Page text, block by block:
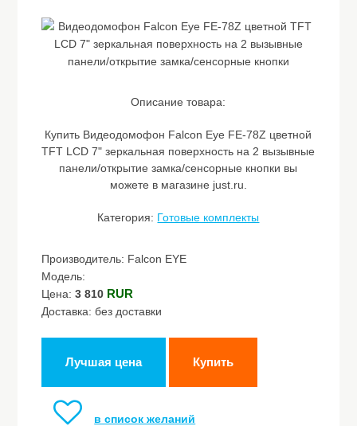
Описание товара:
Купить Видеодомофон Falcon Eye FE-78Z цветной
TFT LCD 7" зеркальная поверхность на 2 вызывные
панели/открытие замка/сенсорные кнопки вы
можете в магазине just.ru.
Категория: Готовые комплекты
Производитель: Falcon EYE
Модель:
Цена:3 810 RUR
Доставка: без доставки
Лучшая цена Купить
в список желаний